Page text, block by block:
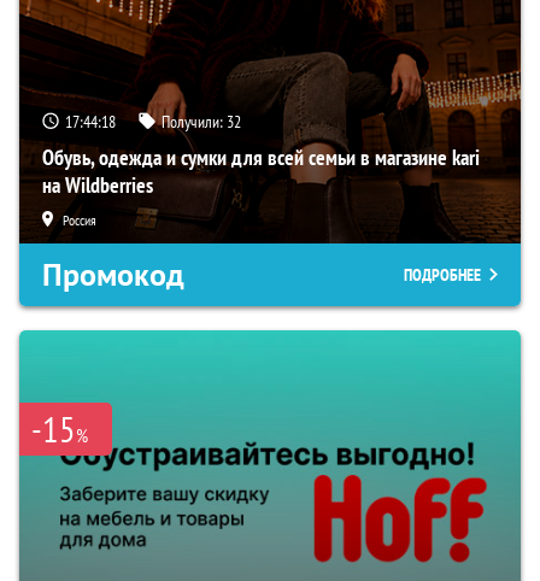
17:44:16 Получили: 32
Обувь, одежда и сумки для всей семьи в магазине kari
на Wildberries
Россия
Промокод ПОДРОБНЕЕ
-15%